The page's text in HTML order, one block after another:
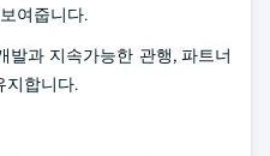
여줍니다.
발과 지속가능한 관행, 파트너
지합니다.